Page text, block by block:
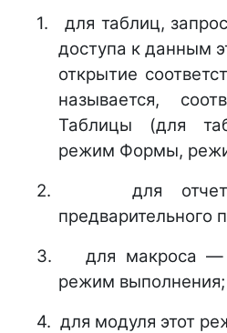
1.
для таблиц,
доступа к данным
открытие
называется,
Таблицы (для
режим Формы,
2.
для
предварительного
3.
для макроса —
режим выполнения;
4. для модуля этот